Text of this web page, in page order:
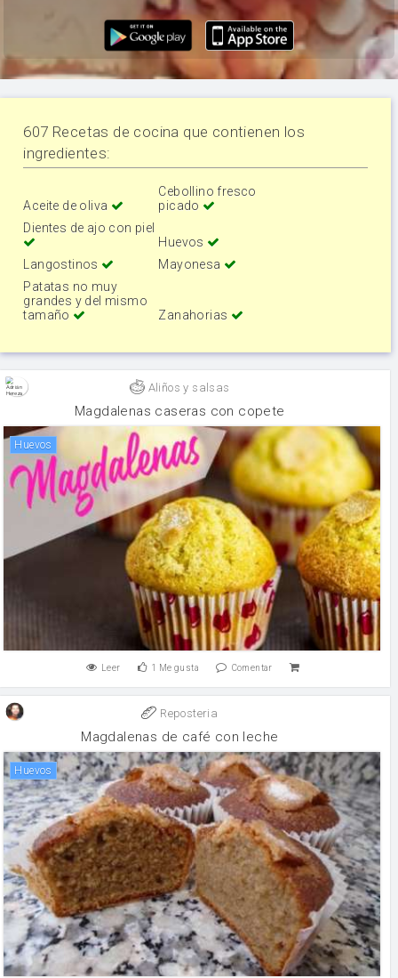
607 Recetas de cocina que contienen los
ingredientes:
Aceite de oliva
Cebollino fresco
picado
Dientes de ajo con piel
Huevos
Langostinos
Mayonesa
Patatas no muy
grandes y del mismo
tamaño
Zanahorias
Aliños y salsas
Magdalenas caseras con copete
huevos
Leer 1 Me gusta Comentar
Reposteria
Magdalenas de café con leche
huevos